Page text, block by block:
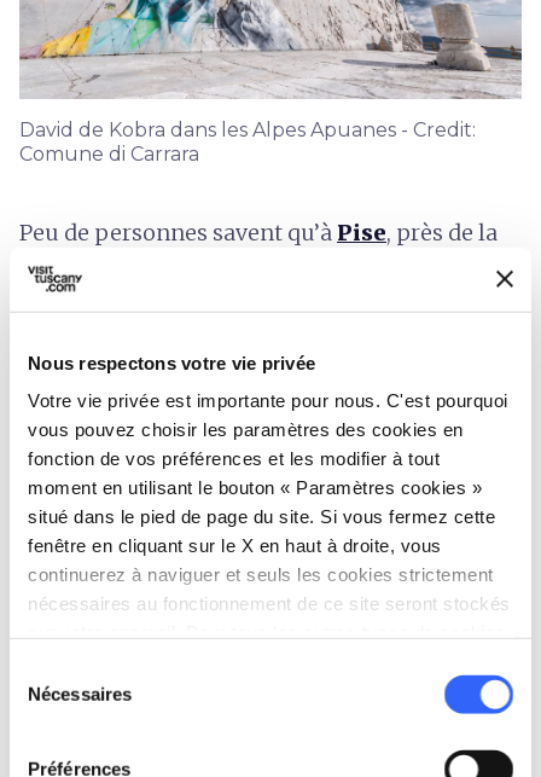
Nous respectons votre vie privée
Votre vie privée est importante pour nous. C'est pourquoi
vous pouvez choisir les paramètres des cookies en
fonction de vos préférences et les modifier à tout
moment en utilisant le bouton « Paramètres cookies »
situé dans le pied de page du site. Si vous fermez cette
fenêtre en cliquant sur le X en haut à droite, vous
continuerez à naviguer et seuls les cookies strictement
nécessaires au fonctionnement de ce site seront stockés
Nécessaires
Préférences
David de Kobra dans les Alpes Apuanes - Credit:
Comune di Carrara
Peu de personnes savent qu’à Pise, près de la
gare, il y a une gigantesque peinture murale de
Keith Haring,«Tuttomondo», l'une des
peut admirer en Italie. Elle a été
1989 sur le mur extérieur du presbytère de
l'église de Sant'Antonio Abate.
Pise rend également hommage à
Galilée
avec
l'une des plus grandes peintures murales
d'Italie, signée par l'artiste brésilienDavid di
Kobra. L'œuvre représente Galilée, imposant et
forme de Tour de Pise. Au-dessus de lui, il y a
les 4 lunes de Jupiter. Kobra est déjà connu en
Toscane pour avoir peint le
de Michel-